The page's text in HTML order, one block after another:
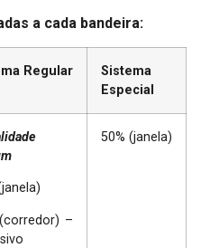
a cada bandeira:
Regular
Sistema
Especial
–
50% (janela)